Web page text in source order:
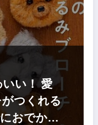
い！ 愛
つくれる
おでかけ